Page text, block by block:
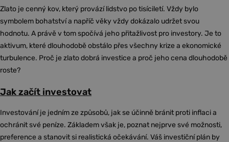
Zlato je cenný kov, který provází lidstvo po tisíciletí. Vždy bylo
symbolem bohatství a napříč věky vždy dokázalo udržet svou
hodnotu. A právě v tom spočívá jeho přitažlivost pro investory. Je to
aktivum, které dlouhodobě obstálo přes všechny krize a ekonomické
turbulence. Proč je zlato dobrá investice a proč jeho cena dlouhodobě
roste?
Jak začít investovat
Investování je jedním ze způsobů, jak se účinně bránit proti inflaci a
ochránit své peníze. Základem však je, poznat nejprve své možnosti,
preference a stanovit si realistická očekávání. Váš investiční plán by